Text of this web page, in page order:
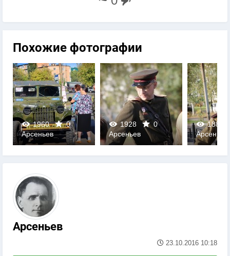
Похожие фотографии
1960
0
0
Арсеньев
1928
0
0
Арсеньев
1885
0
Арсеньев
Арсеньев
23.10.2016 10:18